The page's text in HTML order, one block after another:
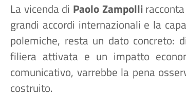
La vicenda di Paolo Zampolli
grandi accordi internazionali e la
polemiche, resta un dato concreto:
filiera attivata e un impatto
comunicativo, varrebbe la pena
costruito.